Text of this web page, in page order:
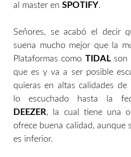
al master en SPOTIFY.
Señores, se acabó el decir
suena mucho mejor que la
Plataformas como TIDALson
que es y va a ser posible
quieras en altas calidades de
lo escuchado hasta la
DEEZER, la cual tiene una
ofrece buena calidad, aunque
es inferior.